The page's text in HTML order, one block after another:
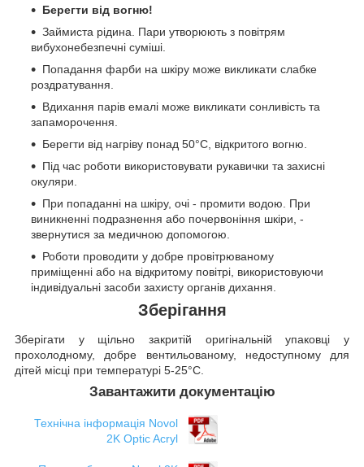
Берегти від вогню!
Займиста рідина. Пари утворюють з повітрям
вибухонебезпечні суміші.
Попадання фарби на шкіру може викликати слабке
роздратування.
Вдихання парів емалі може викликати сонливість та
запаморочення.
Берегти від нагріву понад 50°C, відкритого вогню.
Під час роботи використовувати рукавички та захисні
окуляри.
При попаданні на шкіру, очі - промити водою. При
виникненні подразнення або почервоніння шкіри, -
звернутися за медичною допомогою.
Роботи проводити у добре провітрюваному
приміщенні або на відкритому повітрі, використовуючи
індивідуальні засоби захисту органів дихання.
Зберігання
Зберігати у щільно закритій оригінальній упаковці у
прохолодному, добре вентильованому, недоступному для
дітей місці при температурі 5-25°C.
Завантажити документацію
Технічна інформація Novol
2K Optic Acryl